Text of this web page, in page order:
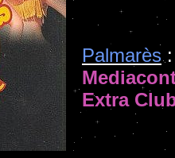
Palmarès:
Extra